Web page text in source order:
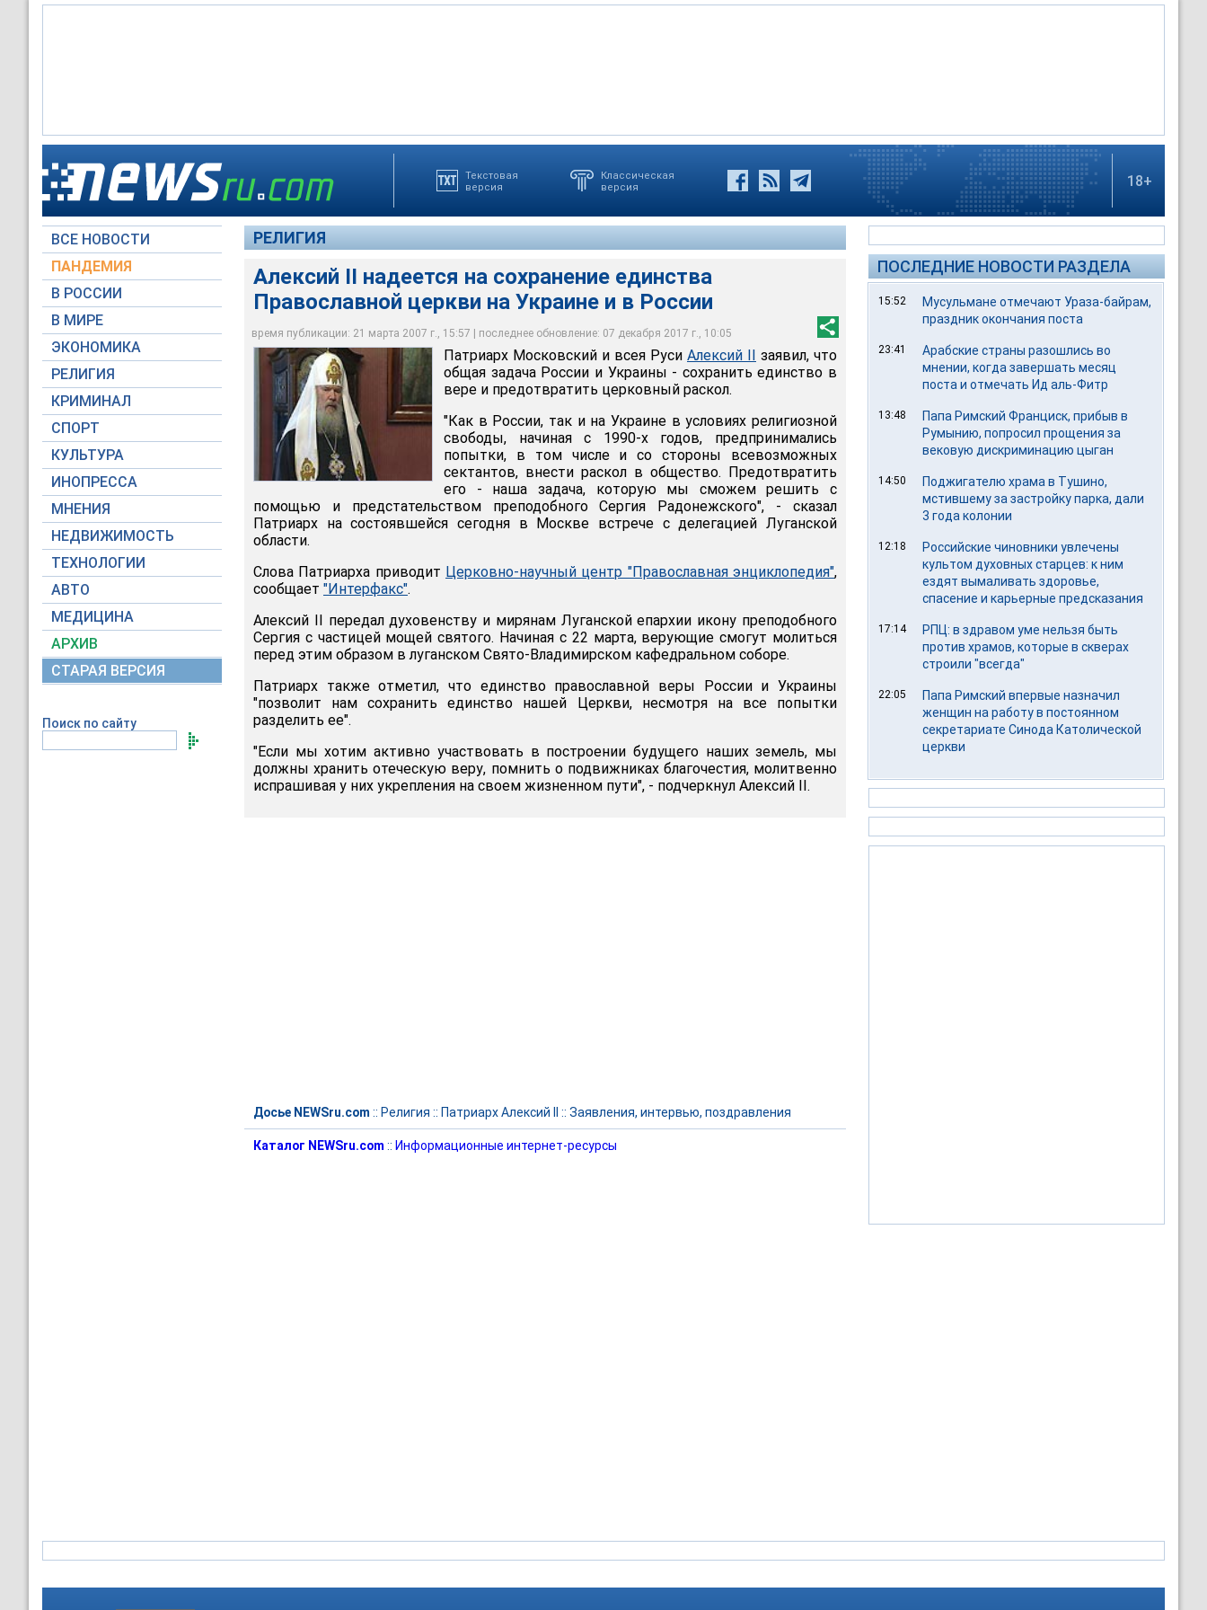
Текстовая
версия
Классическая
версия
18+
ВСЕ НОВОСТИ
ПАНДЕМИЯ
В РОССИИ
В МИРЕ
ЭКОНОМИКА
РЕЛИГИЯ
КРИМИНАЛ
СПОРТ
КУЛЬТУРА
ИНОПРЕССА
МНЕНИЯ
НЕДВИЖИМОСТЬ
ТЕХНОЛОГИИ
АВТО
МЕДИЦИНА
АРХИВ
СТАРАЯ ВЕРСИЯ
Поиск по сайту
РЕЛИГИЯ
Алексий II надеется на сохранение единства
Православной церкви на Украине и в России
время публикации: 21 марта 2007 г., 15:57 | последнее обновление: 07 декабря 2017 г., 10:05
Патриарх Московский и всея Руси Алексий II заявил, что общая задача России и
Украины - сохранить единство в вере и предотвратить церковный раскол
RTV International
Патриарх Московский и всея Руси Алексий II заявил, что
общая задача России и Украины - сохранить единство в
вере и предотвратить церковный раскол.
"Как в России, так и на Украине в условиях религиозной
свободы, начиная с 1990-х годов, предпринимались
попытки, в том числе и со стороны всевозможных
сектантов, внести раскол в общество. Предотвратить
его - наша задача, которую мы сможем решить с
помощью и предстательством преподобного Сергия Радонежского", - сказал
Патриарх на состоявшейся сегодня в Москве встрече с делегацией Луганской
области.
Слова Патриарха приводит Церковно-научный центр "Православная энциклопедия",
сообщает "Интерфакс".
Алексий II передал духовенству и мирянам Луганской епархии икону преподобного
Сергия с частицей мощей святого. Начиная с 22 марта, верующие смогут молиться
перед этим образом в луганском Свято-Владимирском кафедральном соборе.
Патриарх также отметил, что единство православной веры России и Украины
"позволит нам сохранить единство нашей Церкви, несмотря на все попытки
разделить ее".
"Если мы хотим активно участвовать в построении будущего наших земель, мы
должны хранить отеческую веру, помнить о подвижниках благочестия, молитвенно
испрашивая у них укрепления на своем жизненном пути", - подчеркнул Алексий II.
Досье NEWSru.com :: Религия :: Патриарх Алексий II :: Заявления, интервью, поздравления
Каталог NEWSru.com :: Информационные интернет-ресурсы
ПОСЛЕДНИЕ НОВОСТИ РАЗДЕЛА
15:52
Мусульмане отмечают Ураза-байрам,
праздник окончания поста
23:41
Арабские страны разошлись во
мнении, когда завершать месяц
поста и отмечать Ид аль-Фитр
13:48
Папа Римский Франциск, прибыв в
Румынию, попросил прощения за
вековую дискриминацию цыган
14:50
Поджигателю храма в Тушино,
мстившему за застройку парка, дали
3 года колонии
12:18
Российские чиновники увлечены
культом духовных старцев: к ним
ездят вымаливать здоровье,
спасение и карьерные предсказания
17:14
РПЦ: в здравом уме нельзя быть
против храмов, которые в скверах
строили "всегда"
22:05
Папа Римский впервые назначил
женщин на работу в постоянном
секретариате Синода Католической
церкви